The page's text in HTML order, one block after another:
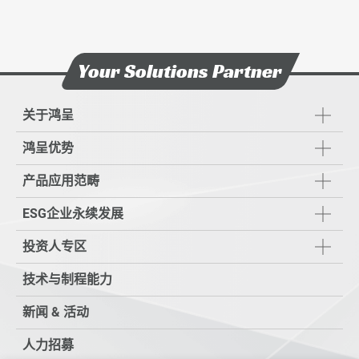
Your Solutions Partner
关于鸿呈
鸿呈优势
产品应用范畴
ESG企业永续发展
投资人专区
技术与制程能力
新闻 & 活动
人力招募